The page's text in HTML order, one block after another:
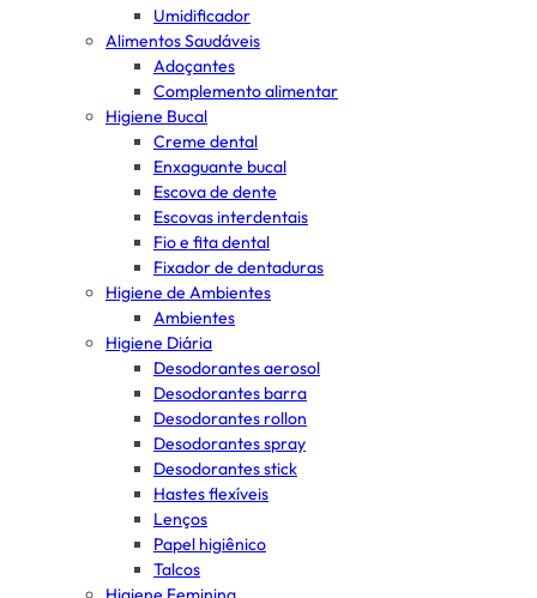
Umidificador
Alimentos Saudáveis
Adoçantes
Complemento alimentar
Higiene Bucal
Creme dental
Enxaguante bucal
Escova de dente
Escovas interdentais
Fio e fita dental
Fixador de dentaduras
Higiene de Ambientes
Ambientes
Higiene Diária
Desodorantes aerosol
Desodorantes barra
Desodorantes rollon
Desodorantes spray
Desodorantes stick
Hastes flexíveis
Lenços
Papel higiênico
Talcos